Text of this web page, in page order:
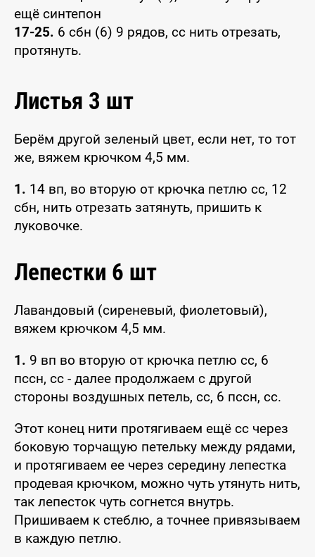
ещё синтепон
17-25. 6 сбн (6) 9 рядов, сс нить отрезать,
протянуть.
Листья 3 шт
Берём другой зеленый цвет, если нет, то тот
же, вяжем крючком 4,5 мм.
1. 14 вп, во вторую от крючка петлю сс, 12
сбн, нить отрезать затянуть, пришить к
луковочке.
Лепестки 6 шт
Лавандовый (сиреневый, фиолетовый),
вяжем крючком 4,5 мм.
1. 9 вп во вторую от крючка петлю сс, 6
пссн, сс - далее продолжаем с другой
стороны воздушных петель, сс, 6 пссн, сс.
Этот конец нити протягиваем ещё сс через
боковую торчащую петельку между рядами,
и протягиваем ее через середину лепестка
продевая крючком, можно чуть утянуть нить,
так лепесток чуть согнется внутрь.
Пришиваем к стеблю, а точнее привязываем
в каждую петлю.